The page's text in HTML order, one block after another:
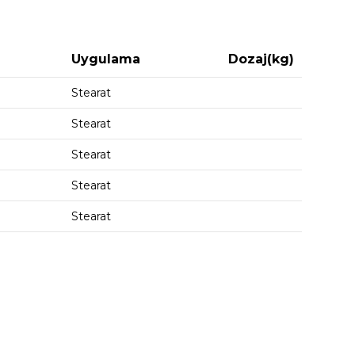
Uygulama Dozaj(kg)
Stearat
Stearat
Stearat
Stearat
Stearat